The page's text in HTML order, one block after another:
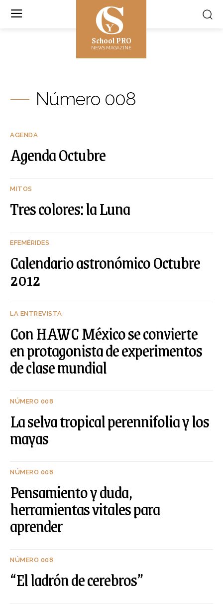
School PRO
NEWS MAGAZINE
Número 008
AGENDA
Agenda Octubre
MITOS
Tres colores: la Luna
EFEMÉRIDES
Calendario astronómico Octubre
2012
LA ENTREVISTA
Con HAWC México se convierte
en protagonista de experimentos
de clase mundial
NÚMERO 008
La selva tropical perennifolia y los
mayas
NÚMERO 008
Pensamiento y duda,
herramientas vitales para
aprender
NÚMERO 008
“El ladrón de cerebros”